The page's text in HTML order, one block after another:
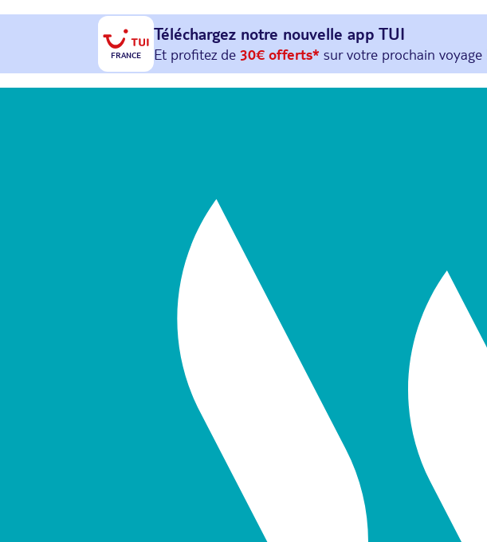
FRANCE
Téléchargez notre nouvelle app TUI
Et profitez de 30€ offerts*sur votreprochain
avec le code : HAPPYAPP